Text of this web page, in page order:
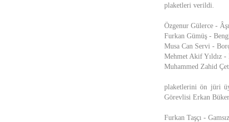
plaketleri verildi.
Özgenur Gülerce -
Furkan Gümüş -
Musa Can Servi -
Mehmet Akif Yıldız -
Muhammed Zahid
plaketlerini ön jüri
Görevlisi Erkan
Furkan Taşçı -